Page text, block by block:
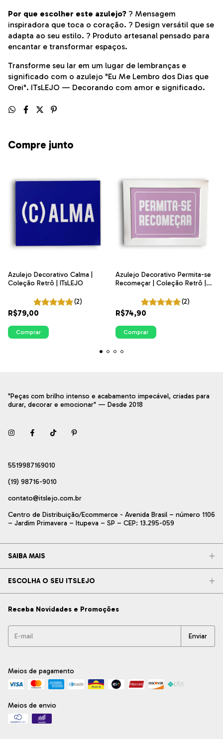
Por que escolher este azulejo? ? Mensagem
inspiradora que toca o coração. ? Design versátil que se
adapta ao seu estilo. ? Produto artesanal pensado para
encantar e transformar espaços.
Transforme seu lar em um lugar de lembranças e
significado com o azulejo "Eu Me Lembro dos Dias que
Orei". ITsLEJO — Decorando com amor e significado.
Compre junto
Azulejo Decorativo Calma |
Coleção Retrô | ITsLEJO
(2)
R$79,00
Comprar
Azulejo Decorativo Permita-se
Recomeçar | Coleção Retrô |
(2)
R$74,90
Comprar
"Peças com brilho intenso e acabamento impecável, criadas para
durar, decorar e emocionar" — Desde 2018
5519987169010
(19) 98716-9010
contato@itslejo.com.br
Centro de Distribuição/Ecommerce - Avenida Brasil – número 1106
– Jardim Primavera – Itupeva – SP – CEP: 13.295-059
SAIBA MAIS
ESCOLHA O SEU ITSLEJO
Receba Novidades e Promoções
Meios de pagamento
Meios de envio